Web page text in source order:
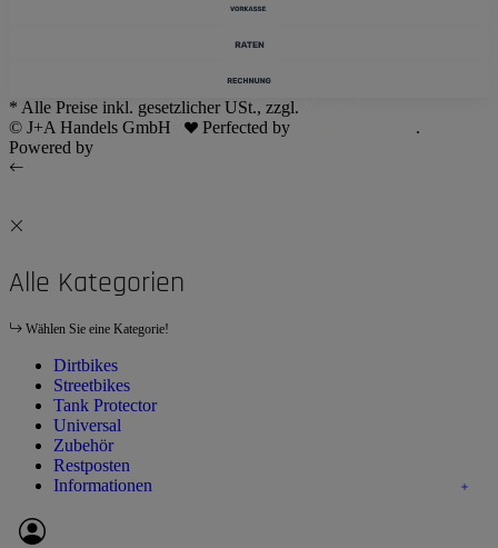
* Alle Preise inkl. gesetzlicher USt., zzgl.
© J+A Handels GmbH
Perfected by
.
Powered by
Alle Kategorien
Wählen Sie eine Kategorie!
Dirtbikes
Streetbikes
Tank Protector
Universal
Zubehör
Restposten
Informationen